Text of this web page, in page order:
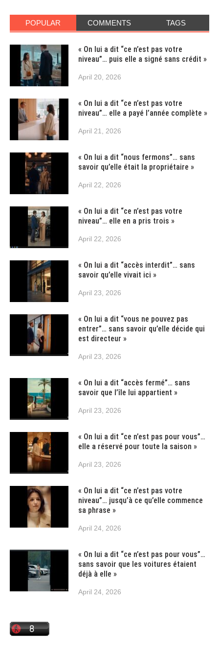
POPULAR COMMENTS TAGS
« On lui a dit “ce n’est pas votre
niveau”… puis elle a signé sans crédit »
April 20, 2026
« On lui a dit “ce n’est pas votre
niveau”… elle a payé l’année complète »
April 21, 2026
« On lui a dit “nous fermons”… sans
savoir qu’elle était la propriétaire »
April 22, 2026
« On lui a dit “ce n’est pas votre
niveau”… elle en a pris trois »
April 22, 2026
« On lui a dit “accès interdit”… sans
savoir qu’elle vivait ici »
April 23, 2026
« On lui a dit “vous ne pouvez pas
entrer”… sans savoir qu’elle décide qui
est directeur »
April 23, 2026
« On lui a dit “accès fermé”… sans
savoir que l’île lui appartient »
April 23, 2026
« On lui a dit “ce n’est pas pour vous”…
elle a réservé pour toute la saison »
April 23, 2026
« On lui a dit “ce n’est pas votre
niveau”… jusqu’à ce qu’elle commence
sa phrase »
April 24, 2026
« On lui a dit “ce n’est pas pour vous”…
sans savoir que les voitures étaient
déjà à elle »
April 24, 2026